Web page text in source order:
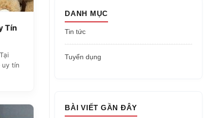
Tín
uy tín
DANH MỤC
Tin tức
Tuyển dụng
BÀI VIẾT GẦN ĐÂY